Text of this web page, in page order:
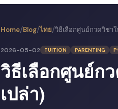
Home/Blog/ไทย/
2026-05-02 TUITION PARENTING
วิธีเลือกศูนย์ก
เปล่า)